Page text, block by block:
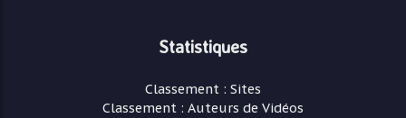
Statistiques
Classement : Sites
Classement : Auteurs de Vidéos